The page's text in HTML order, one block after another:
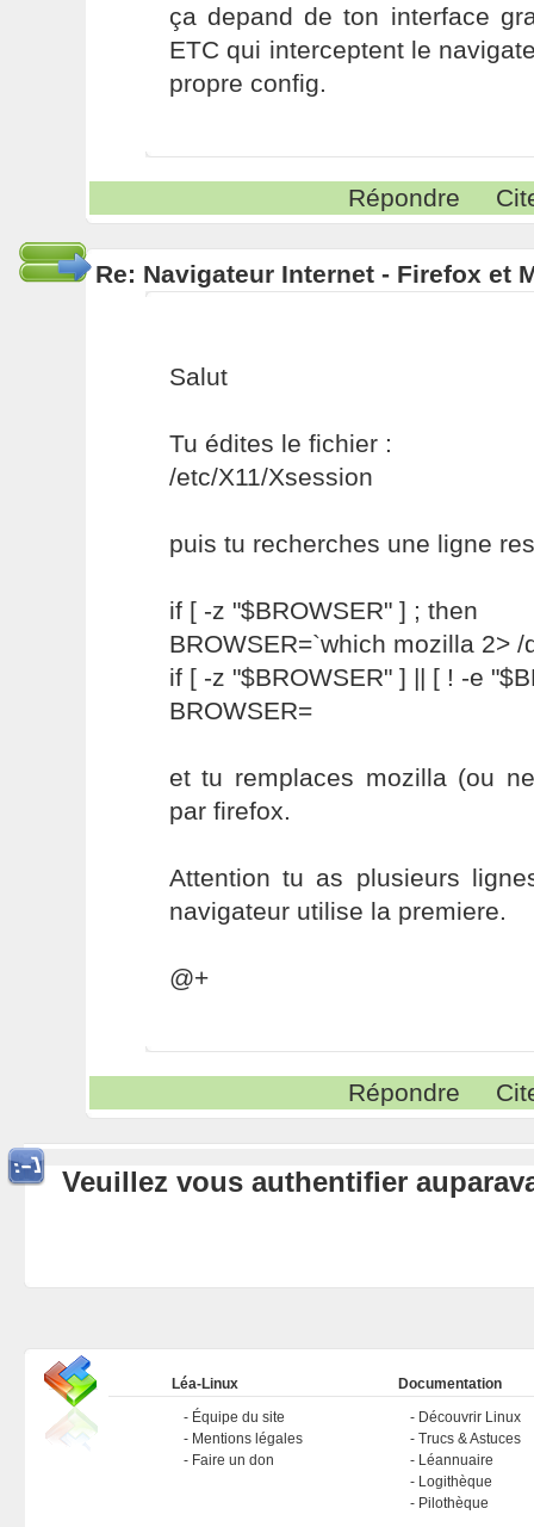
ça depand de ton interface
ETC qui interceptent le
propre config.
Répondre
Re: Navigateur Internet - Firefox et
Salut
Tu édites le fichier :
/etc/X11/Xsession
puis tu recherches une ligne
if [ -z "$BROWSER" ] ; then
BROWSER=`which mozilla 2> /
if [ -z "$BROWSER" ] || [ ! -e
BROWSER=
et tu remplaces mozilla (ou
par firefox.
Attention tu as plusieurs
navigateur utilise la premiere.
@+
Répondre
Veuillez vous authentifier
Léa-Linux
Équipe du site
Mentions légales
Faire un don
Documentation
Découvrir Linux
Trucs & Astuces
Léannuaire
Logithèque
Pilothèque